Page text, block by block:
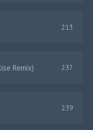
2:13
Remix) 2:37
2:39